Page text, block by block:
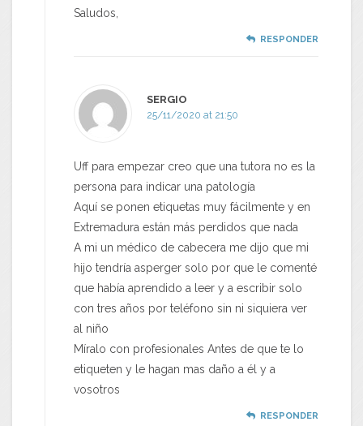
Saludos,
RESPONDER
SERGIO
25/11/2020 at 21:50
Uff para empezar creo que una tutora no es la
persona para indicar una patología
Aquí se ponen etiquetas muy fácilmente y en
Extremadura están más perdidos que nada
A mi un médico de cabecera me dijo que mi
hijo tendría asperger solo por que le comenté
que había aprendido a leer y a escribir solo
con tres años por teléfono sin ni siquiera ver
al niño
Míralo con profesionales Antes de que te lo
etiqueten y le hagan mas daño a él y a
vosotros
RESPONDER